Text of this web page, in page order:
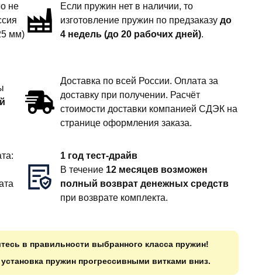
не
мм)
Если пружин нет в наличии, то
изготовление пружин по предзаказудо
4 недель (до 20 рабочих дней).
Доставка по всей России. Оплата за
доставку при получении. Расчёт
стоимости доставки компанией СДЭК на
странице оформления заказа.
1 год тест-драйв
В течение 12 месяцев возможен
полный возврат денежных средств
при возврате комплекта.
в правильности выбранного класса пружин!
пружин прогрессивными витками вниз.